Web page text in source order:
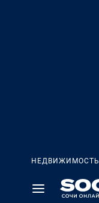
НЕДВИЖИМОСТЬ